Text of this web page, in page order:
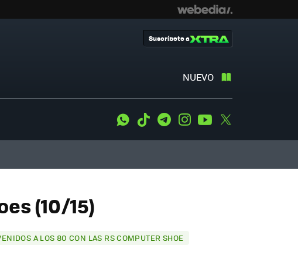
NUEVO
Suscríbete a
WhatsApp
Tiktok TelegramInstagramYoutube
(10/15)
A LOS 80 CON LAS RS COMPUTER SHOE